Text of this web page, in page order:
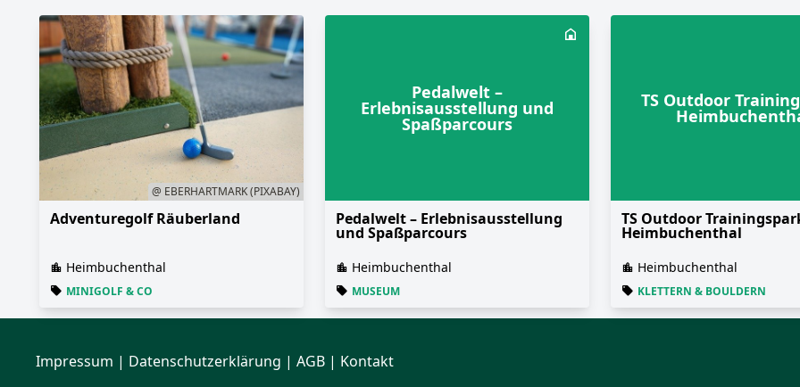
@ EBERHARTMARK (PIXABAY)
Adventuregolf Räuberland
Heimbuchenthal
MINIGOLF & CO
Pedalwelt –
Erlebnisausstellung und
Spaßparcours
Pedalwelt – Erlebnisausstellung
und Spaßparcours
Heimbuchenthal
MUSEUM
TS Outdoor
TS Outdoor
Heimbuchenthal
Heimbuchenthal
KLETTERN & BOULDERN
Impressum | Datenschutzerklärung | AGB | Kontakt